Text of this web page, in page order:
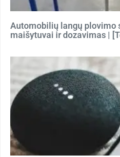
Automobilių langų plovimo
maišytuvai ir dozavimas |